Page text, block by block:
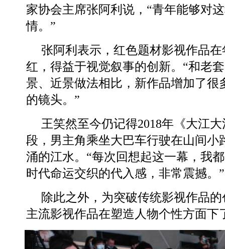
家协会主席张阿利说，“青年能够对
情。”
张阿利表示，红色题材影视作品
红，得益于视觉叙事的创新。“和老
景、近景做法相比，新作品增加了很
的镜头。”
王笑然至今仍记得2018年《大江
段，男主角乘坐大巴车行驶在山间小
涌的江水。“每次回想起这一幕，我
时代命运交织的代入感，非常震撼。”
除此之外，为突破传统影视作品
主流影视作品在塑造人物个性方面下